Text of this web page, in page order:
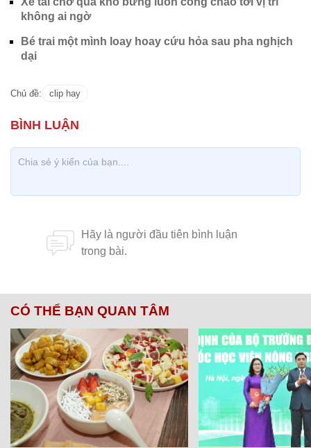
không ai ngờ
Bé trai một mình loay hoay cứu hỏa sau pha nghịch
dại
Chủ đề: clip hay
CÓ THỂ BẠN QUAN TÂM